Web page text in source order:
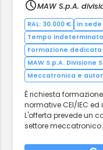
MAW S.p.A.
RAL: 30.000 €
In
Tempo indeterminato
Formazione dedicata
MAW S.p.A. Divisione
Meccatronica e
È richiesta
normative CEI/IEC ed
L'offerta prevede un
settore meccatronico.